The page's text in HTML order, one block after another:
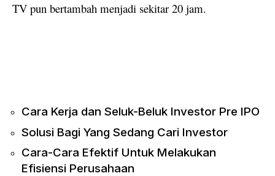
TV pun bertambah menjadi sekitar 20 jam.
Cara Kerja dan Seluk-Beluk Investor Pre IPO
Solusi Bagi Yang Sedang Cari Investor
Cara-Cara Efektif Untuk Melakukan
Efisiensi Perusahaan